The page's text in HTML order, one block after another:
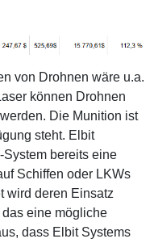
von Drohnen wäre u.a.
können Drohnen
Die Munition ist
steht. Elbit
System bereits eine
Schiffen oder LKWs
wird deren Einsatz
eine mögliche
dass Elbit Systems